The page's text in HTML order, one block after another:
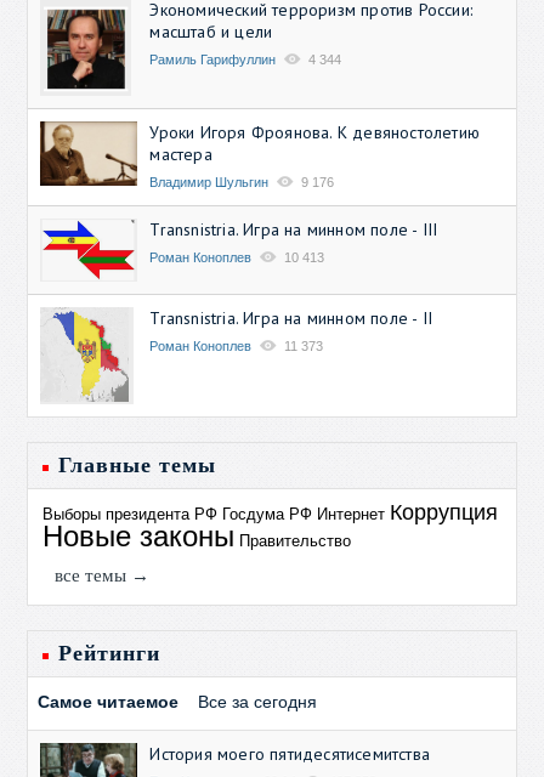
Экономический терроризм против России:
масштаб и цели
Рамиль Гарифуллин 4 344
Уроки Игоря Фроянова. К девяностолетию
мастера
Владимир Шульгин 9 176
Transnistria. Игра на минном поле - III
Роман Коноплев 10 413
Transnistria. Игра на минном поле - II
Роман Коноплев 11 373
Главные темы
Выборы президента РФ Госдума РФ Интернет Коррупция
Новые законы Правительство
все темы →
Рейтинги
Самое читаемое Все за сегодня
История моего пятидесятисемитства